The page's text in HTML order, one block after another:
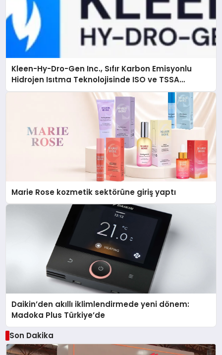
Kleen-Hy-Dro-Gen Inc., Sıfır Karbon Emisyonlu
Hidrojen Isıtma Teknolojisinde ISO ve TSSA
Düzenleyici Onaylarını Aldı
Marie Rose kozmetik sektörüne giriş yaptı
Daikin’den akıllı iklimlendirmede yeni dönem:
Madoka Plus Türkiye’de
Son Dakika